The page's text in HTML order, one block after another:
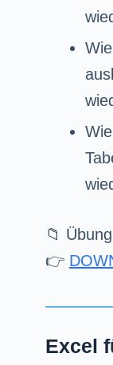
📁
👉
Excel